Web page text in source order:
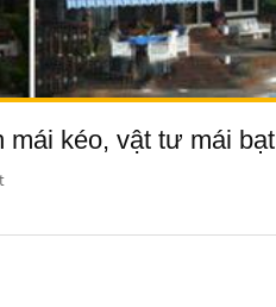
mái kéo, vật tư mái bạt